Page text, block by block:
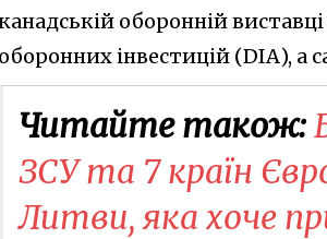
оборонній
оборонних інвестицій (DIA), а
Читайте також:
ЗСУ та 7 країн
Литви, яка хоче